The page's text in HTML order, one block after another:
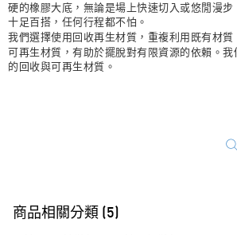
硬的橡膠大底，無論是場上快速切入或悠閒漫
十足百搭，任何行程都不怕。
我們選擇使用回收再生材質，重複利用既有材
可再生材質，有助於擺脫對有限資源的依賴。
的回收與可再生材質。
商品相關分類 (5)